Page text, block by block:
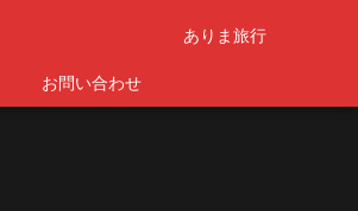
ありま旅行
お問い合わせ